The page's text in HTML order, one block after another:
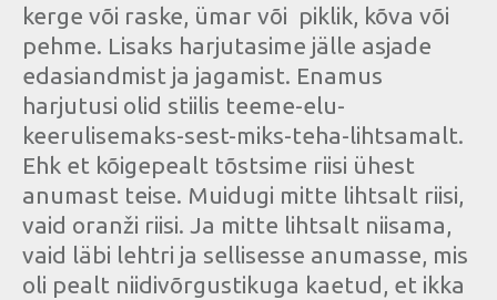
kerge või raske, ümar või piklik, kõva või
pehme. Lisaks harjutasime jälle asjade
edasiandmist ja jagamist. Enamus
harjutusi olid stiilis teeme-elu-
keerulisemaks-sest-miks-teha-lihtsamalt.
Ehk et kõigepealt tõstsime riisi ühest
anumast teise. Muidugi mitte lihtsalt riisi,
vaid oranži riisi. Ja mitte lihtsalt niisama,
vaid läbi lehtri ja sellisesse anumasse, mis
oli pealt niidivõrgustikuga kaetud, et ikka